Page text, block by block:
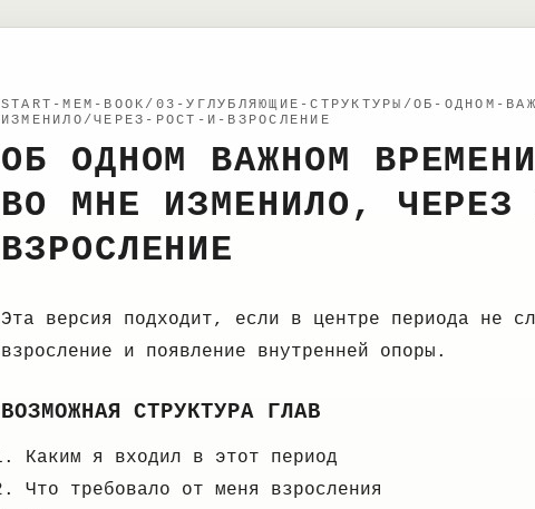
START-MEM-BOOK/03-УГЛУБЛЯЮЩИЕ-СТРУКТУРЫ/ОБ-ОДНОМ-
ИЗМЕНИЛО/ЧЕРЕЗ-РОСТ-И-ВЗРОСЛЕНИЕ
ОБ ОДНОМ ВАЖНОМ
ВО МНЕ ИЗМЕНИЛО, ЧЕРЕЗ
ВЗРОСЛЕНИЕ
Эта версия подходит, если в центре периода не
взросление и появление внутренней опоры.
ВОЗМОЖНАЯ СТРУКТУРА ГЛАВ
Каким я входил в этот период
Что требовало от меня взросления